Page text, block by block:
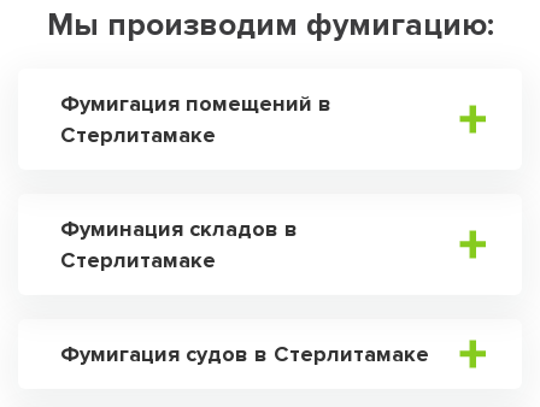
Мы производим фумигацию:
Фумигация помещений в
Стерлитамаке
Фуминация складов в
Стерлитамаке
Фумигация судов в Стерлитамаке